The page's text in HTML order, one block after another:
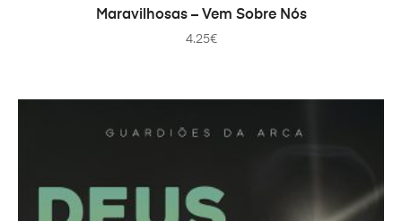
ДОДАТИ В КОШИК
Maravilhosas – Vem Sobre Nós
4.25€